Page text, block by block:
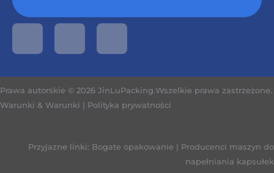
Prawa autorskie © 2026 JinLuPacking.Wszelkie prawa zastrzeżone.
Warunki & Warunki | Polityka prywatności
Przyjazne linki: Bogate opakowanie | Producenci maszyn do
napełniania kapsułek